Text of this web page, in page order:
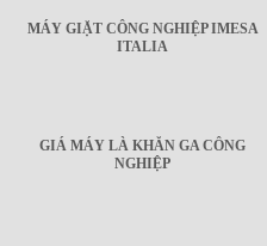
MÁY GIẶT CÔNG NGHIỆP IMESA
ITALIA
GIÁ MÁY LÀ KHĂN GA CÔNG
NGHIỆP